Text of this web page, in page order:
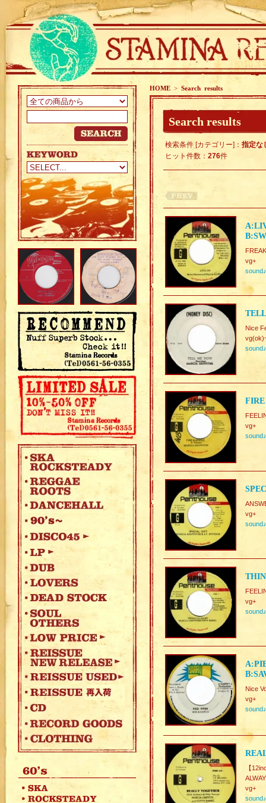
HOME > Search results
Search results
検索条件 [カテゴリー]： 指定な
ヒット件数： 276件
vg+
sound♪
Nice
sound♪
vg+
sound♪
vg+
sound♪
vg+
sound♪
Nice
vg+
sound♪
【
vg+
sound♪